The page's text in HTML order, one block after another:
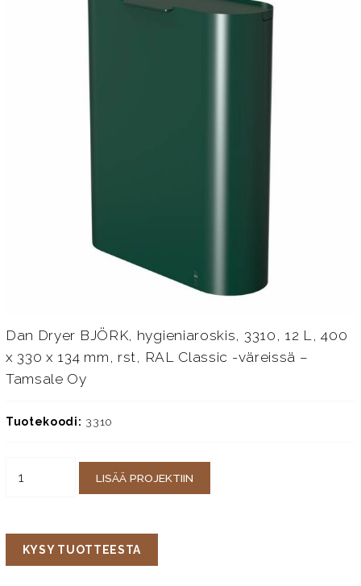
Dan Dryer BJÖRK, hygieniaroskis, 3310, 12 L, 400
x 330 x 134 mm, rst, RAL Classic -väreissä –
Tamsale Oy
Tuotekoodi: 3310
LISÄÄ PROJEKTIIN
KYSY TUOTTEESTA